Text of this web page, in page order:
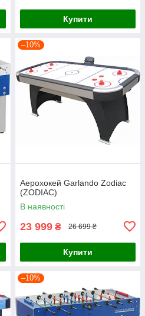
Купити
–10%
Аерохокей Garlando Zodiac
(ZODIAC)
В наявності
23 999 ₴ 26 699 ₴
Купити
–10%